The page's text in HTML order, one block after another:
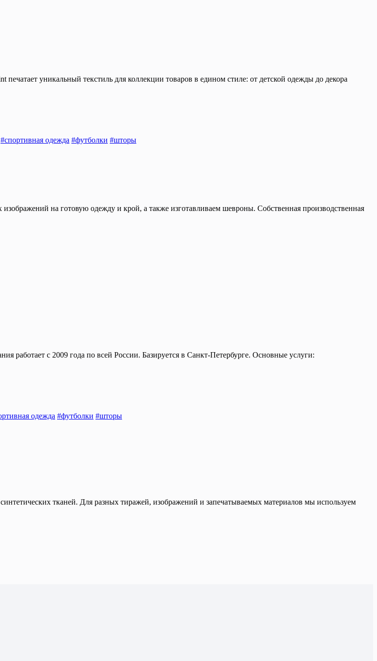
уникальный текстиль для коллекции товаров в едином стиле: от детской одежды до декора
#спортивная одежда #футболки #шторы
на готовую одежду и крой, а также изготавливаем шевроны. Собственная производственная
работает с 2009 года по всей России. Базируется в Санкт-Петербурге. Основные услуги:
одежда #футболки #шторы
тканей. Для разных тиражей, изображений и запечатываемых материалов мы используем